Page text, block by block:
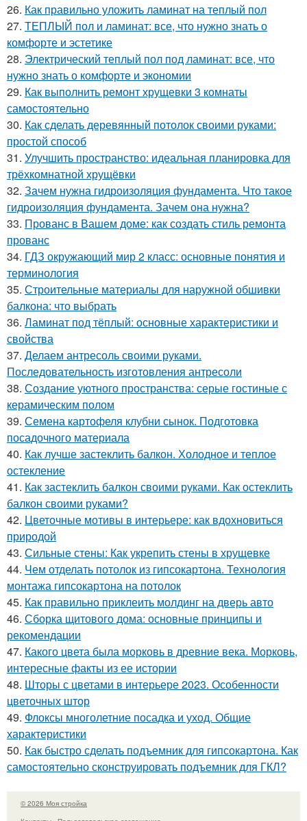
26. Как правильно уложить ламинат на теплый пол
27. ТЕПЛЫЙ пол и ламинат: все, что нужно знать о
комфорте и эстетике
28. Электрический теплый пол под ламинат: все, что
нужно знать о комфорте и экономии
29. Как выполнить ремонт хрущевки 3 комнаты
самостоятельно
30. Как сделать деревянный потолок своими руками:
простой способ
31. Улучшить пространство: идеальная планировка для
трёхкомнатной хрущёвки
32. Зачем нужна гидроизоляция фундамента. Что такое
гидроизоляция фундамента. Зачем она нужна?
33. Прованс в Вашем доме: как создать стиль ремонта
прованс
34. ГДЗ окружающий мир 2 класс: основные понятия и
терминология
35. Строительные материалы для наружной обшивки
балкона: что выбрать
36. Ламинат под тёплый: основные характеристики и
свойства
37. Делаем антресоль своими руками.
Последовательность изготовления антресоли
38. Создание уютного пространства: серые гостиные с
керамическим полом
39. Семена картофеля клубни сынок. Подготовка
посадочного материала
40. Как лучше застеклить балкон. Холодное и теплое
остекление
41. Как застеклить балкон своими руками. Как остеклить
балкон своими руками?
42. Цветочные мотивы в интерьере: как вдохновиться
природой
43. Сильные стены: Как укрепить стены в хрущевке
44. Чем отделать потолок из гипсокартона. Технология
монтажа гипсокартона на потолок
45. Как правильно приклеить молдинг на дверь авто
46. Сборка щитового дома: основные принципы и
рекомендации
47. Какого цвета была морковь в древние века. Морковь,
интересные факты из ее истории
48. Шторы с цветами в интерьере 2023. Особенности
цветочных штор
49. Флоксы многолетние посадка и уход. Общие
характеристики
50. Как быстро сделать подъемник для гипсокартона. Как
самостоятельно сконструировать подъемник для ГКЛ?
© 2026 Моя стройка